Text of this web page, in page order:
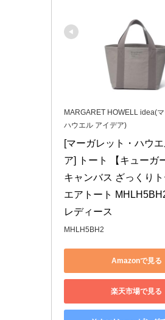
MARGARET HOWELL idea(マ
ハウエル アイデア)
[マーガレット・ハウ
ア] トート 【キューガ
キャンバス ざっくり
エアトート
レディース
MHLH5BH2
Amazonで見る
楽天市場で見る